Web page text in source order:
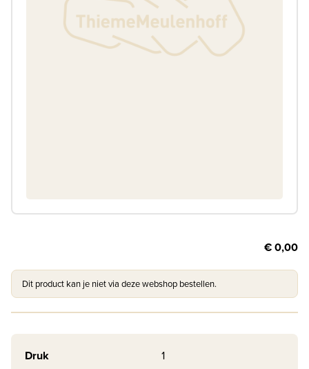
€ 0,00
Dit product kan je niet via deze webshop bestellen.
Druk
1